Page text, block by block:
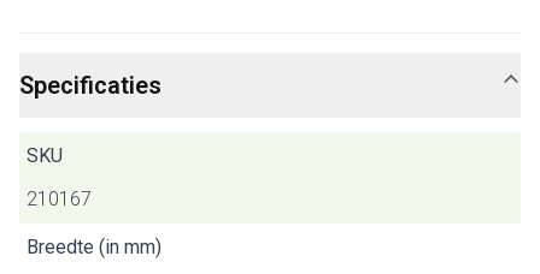
Specificaties
SKU
210167
Breedte (in mm)